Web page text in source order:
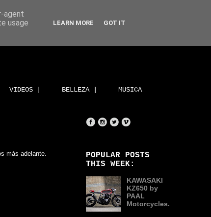
VIDEOS | BELLEZA | MUSICA
más adelante.
POPULAR POSTS
THIS WEEK:
KAWASAKI
KZ650 by
PAAL
Motorcycles.
agent
usage
LEARN MORE GOT IT